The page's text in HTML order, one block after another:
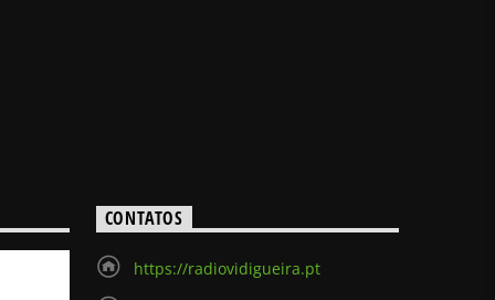
CONTATOS
https://radiovidigueira.pt